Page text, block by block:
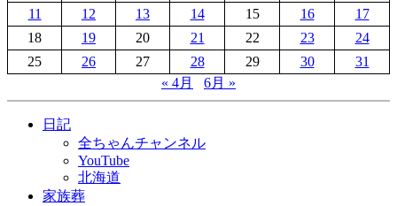
11
12 13 14 15 16
17
18
19 20 21 22 23
24
25
26 27 28 29 30
31
« 4月
6月 »
日記
全ちゃんチャンネル
YouTube
北海道
家族葬